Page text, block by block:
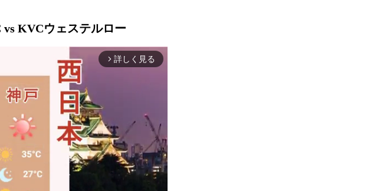
vs KVCウェステルロー
arrow_forward_ios 詳しく見る